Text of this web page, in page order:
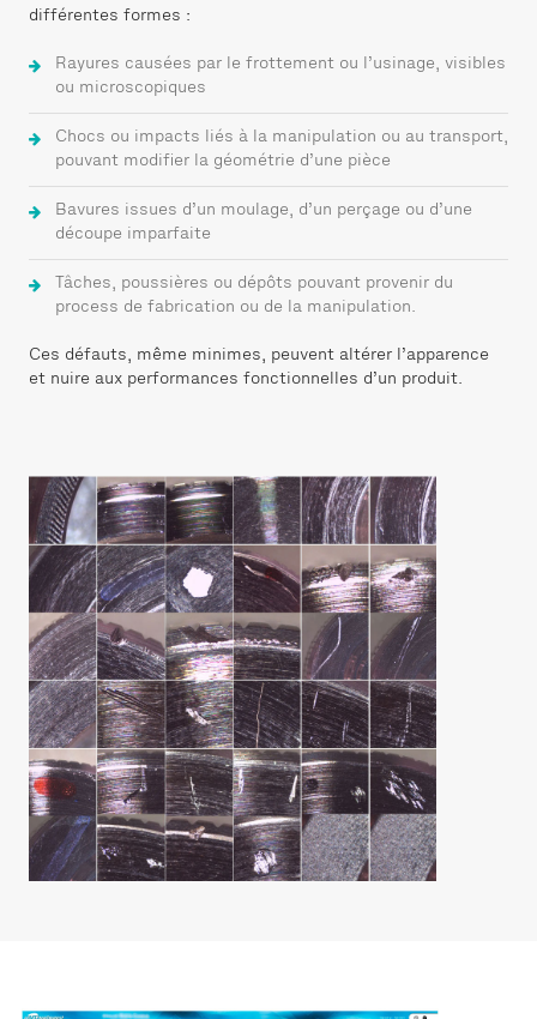
différentes formes :
Rayures causées par le frottement ou l’usinage, visibles
ou microscopiques
Chocs ou impacts liés à la manipulation ou au transport,
pouvant modifier la géométrie d’une pièce
Bavures issues d’un moulage, d’un perçage ou d’une
découpe imparfaite
Tâches, poussières ou dépôts pouvant provenir du
process de fabrication ou de la manipulation.
Ces défauts, même minimes, peuvent altérer l’apparence
et nuire aux performances fonctionnelles d’un produit.